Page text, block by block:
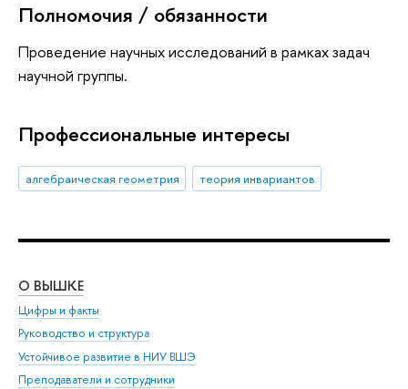
Полномочия / обязанности
Проведение научных исследований в рамках задач
научной группы.
Профессиональные интересы
алгебраическая геометрия теория инвариантов
О ВЫШКЕ
Цифры и факты
Руководство и структура
Устойчивое развитие в НИУ ВШЭ
Преподаватели и сотрудники